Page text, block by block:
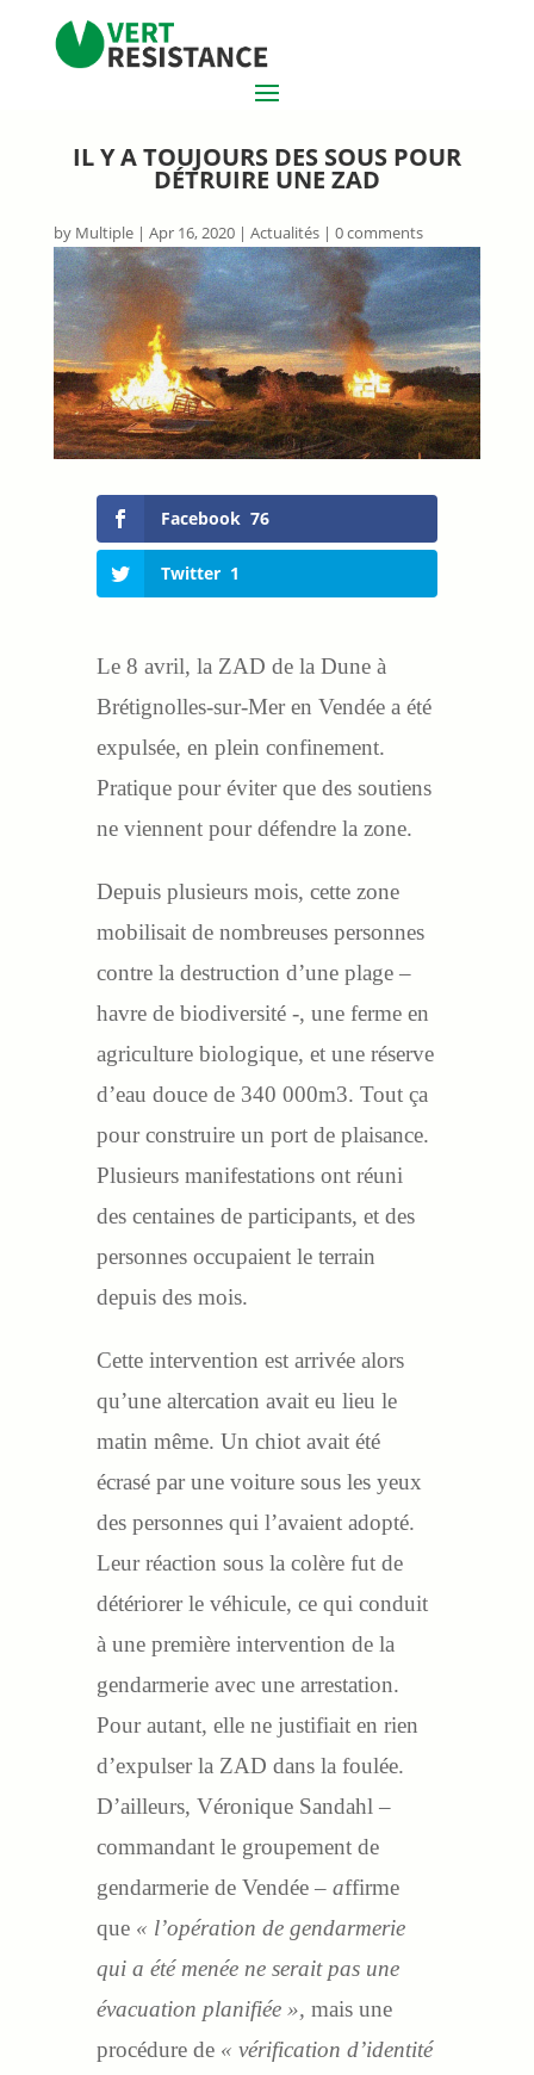
IL Y A TOUJOURS DES SOUS POUR
DÉTRUIRE UNE ZAD
by Multiple| Apr 16, 2020| Actualités| 0 comments
Facebook 76
Twitter 1
Le 8 avril, la ZAD de la Dune à
Brétignolles-sur-Mer en Vendée a été
expulsée, en plein confinement.
Pratique pour éviter que des soutiens
ne viennent pour défendre la zone.
Depuis plusieurs mois, cette zone
mobilisait de nombreuses personnes
contre la destruction d’une plage –
havre de biodiversité -, une ferme en
agriculture biologique, et une réserve
d’eau douce de 340 000m3. Tout ça
pour construire un port de plaisance.
Plusieurs manifestations ont réuni
des centaines de participants, et des
personnes occupaient le terrain
depuis des mois.
Cette intervention est arrivée alors
qu’une altercation avait eu lieu le
matin même. Un chiot avait été
écrasé par une voiture sous les yeux
des personnes qui l’avaient adopté.
Leur réaction sous la colère fut de
détériorer le véhicule, ce qui conduit
à une première intervention de la
gendarmerie avec une arrestation.
Pour autant, elle ne justifiait en rien
d’expulser la ZAD dans la foulée.
D’ailleurs, Véronique Sandahl –
commandant le groupement de
gendarmerie de Vendée– affirme
que« l’opération de gendarmerie
qui a été menée ne serait pas une
évacuation planifiée », mais une
procédure de « vérification d’identité